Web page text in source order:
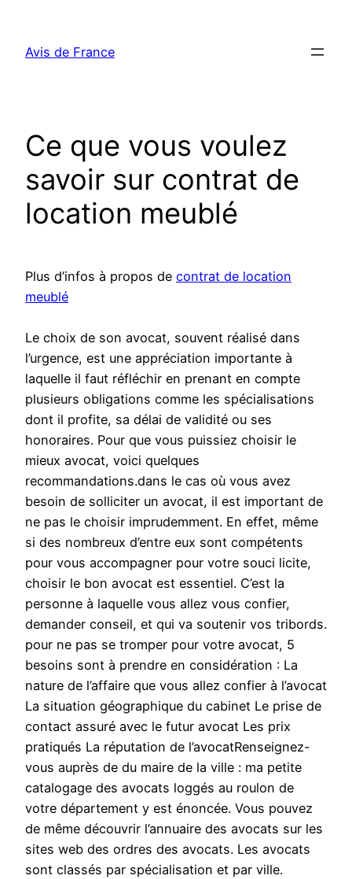
contenu
Avis de France
Ce que vous voulez
savoir sur contrat de
location meublé
Plus d’infos à propos de contrat de location
meublé
Le choix de son avocat, souvent réalisé dans
l’urgence, est une appréciation importante à
laquelle il faut réfléchir en prenant en compte
plusieurs obligations comme les spécialisations
dont il profite, sa délai de validité ou ses
honoraires. Pour que vous puissiez choisir le
mieux avocat, voici quelques
recommandations.dans le cas où vous avez
besoin de solliciter un avocat, il est important de
ne pas le choisir imprudemment. En effet, même
si des nombreux d’entre eux sont compétents
pour vous accompagner pour votre souci licite,
choisir le bon avocat est essentiel. C’est la
personne à laquelle vous allez vous confier,
demander conseil, et qui va soutenir vos tribords.
pour ne pas se tromper pour votre avocat, 5
besoins sont à prendre en considération : La
nature de l’affaire que vous allez confier à l’avocat
La situation géographique du cabinet Le prise de
contact assuré avec le futur avocat Les prix
pratiqués La réputation de l’avocatRenseignez-
vous auprès de du maire de la ville : ma petite
catalogage des avocats loggés au roulon de
votre département y est énoncée. Vous pouvez
de même découvrir l’annuaire des avocats sur les
sites web des ordres des avocats. Les avocats
sont classés par spécialisation et par ville.